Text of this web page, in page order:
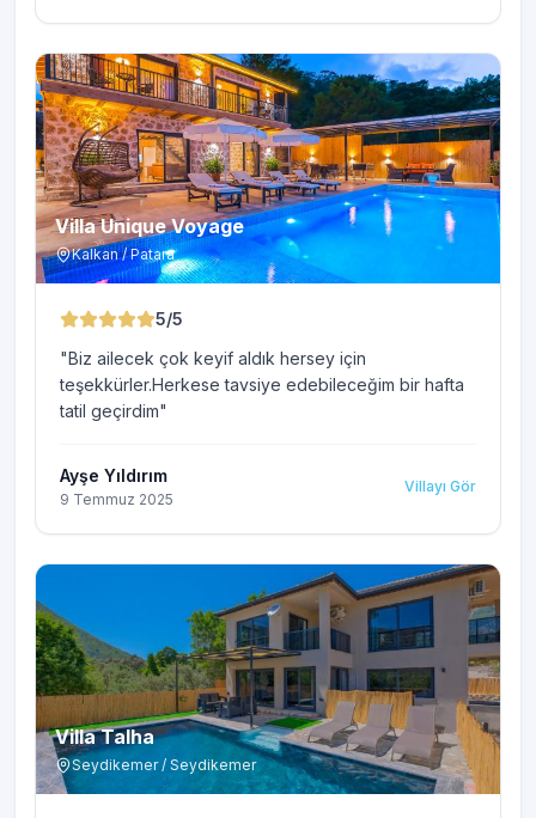
Villa Unique Voyage
Kalkan / Patara
5/5
"Biz ailecek çok keyif aldık hersey için
teşekkürler.Herkese tavsiye edebileceğim bir hafta
tatil geçirdim"
Ayşe Yıldırım
9 Temmuz 2025
Villayı Gör
Villa Talha
Seydikemer / Seydikemer